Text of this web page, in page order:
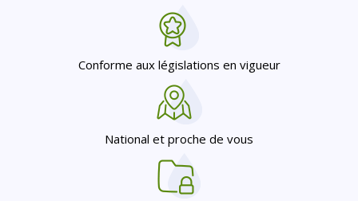
Conforme aux législations en vigueur
National et proche de vous